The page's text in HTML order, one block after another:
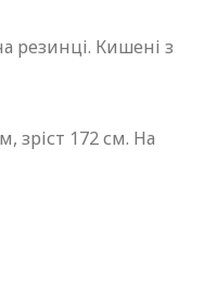
резинці. Кишені з
зріст 172 см. На